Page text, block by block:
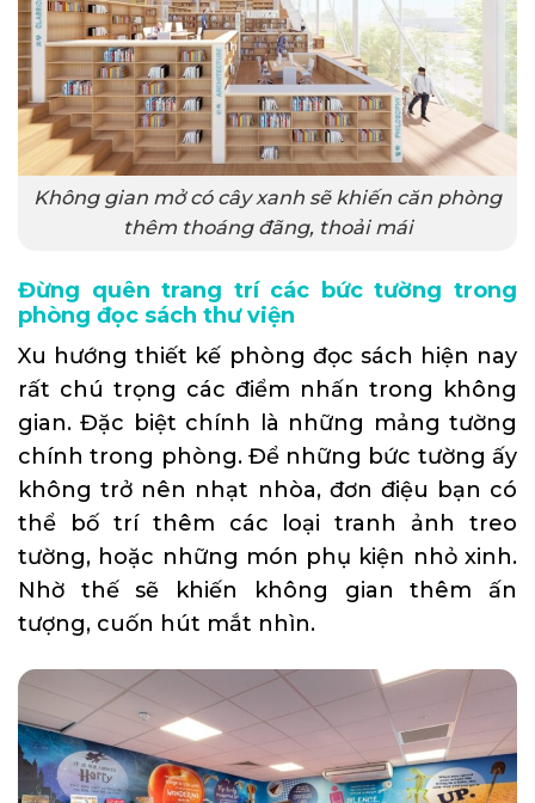
Không gian mở có cây xanh sẽ khiến căn phòng
thêm thoáng đãng, thoải mái
Đừng quên trang trí các bức tường trong
phòng đọc sách thư viện
Xu hướngthiết kế phòng đọc sách hiện nay
rất chú trọng các điểm nhấn trong không
gian. Đặc biệt chính là những mảng tường
chính trong phòng. Để những bức tường ấy
không trở nên nhạt nhòa, đơn điệu bạn có
thể bố trí thêm các loại tranh ảnh treo
tường, hoặc những món phụ kiện nhỏ xinh.
Nhờ thế sẽ khiến không gian thêm ấn
tượng, cuốn hút mắt nhìn.